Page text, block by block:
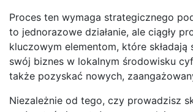
Proces ten wymaga strategicznego
to jednorazowe działanie, ale ciągły
kluczowym elementom, które
swój biznes w lokalnym środowisku
także pozyskać nowych,
Niezależnie od tego, czy prowadzisz